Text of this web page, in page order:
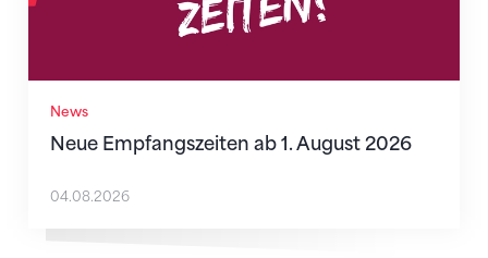
News
Neue Empfangszeiten ab 1. August 2026
04.08.2026